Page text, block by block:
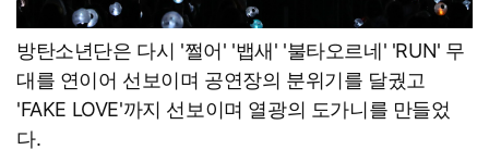
방탄소년단은 다시 '쩔어' '뱁새' '불타오르네' 'RUN' 무
대를 연이어 선보이며 공연장의 분위기를 달궜고
'FAKE LOVE'까지 선보이며 열광의 도가니를 만들었
다.